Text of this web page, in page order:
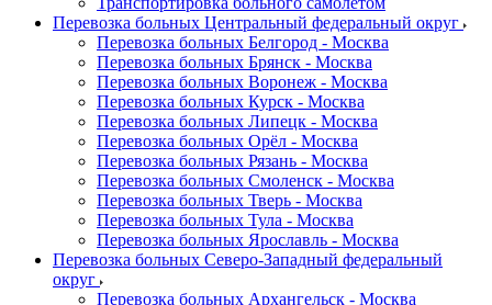
Перевозка больных Центральный федеральный округ
Перевозка больных Белгород - Москва
Перевозка больных Брянск - Москва
Перевозка больных Воронеж - Москва
Перевозка больных Курск - Москва
Перевозка больных Липецк - Москва
Перевозка больных Орёл - Москва
Перевозка больных Рязань - Москва
Перевозка больных Смоленск - Москва
Перевозка больных Тверь - Москва
Перевозка больных Тула - Москва
Перевозка больных Ярославль - Москва
Перевозка больных Северо-Западный федеральный
округ
Перевозка больных Архангельск - Москва